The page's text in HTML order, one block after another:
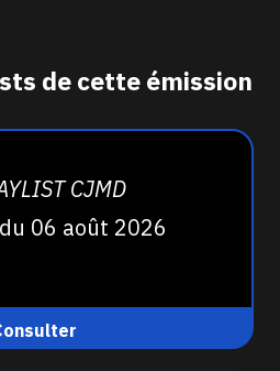
de cette émission
CJMD
06 août 2026